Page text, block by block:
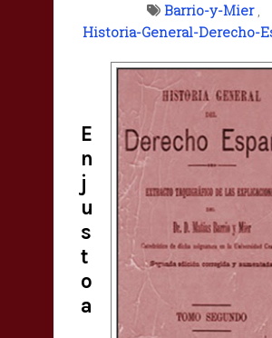
Barrio-y-Mier,
Historia-General-Derecho-
E
n
j
u
s
t
o
a